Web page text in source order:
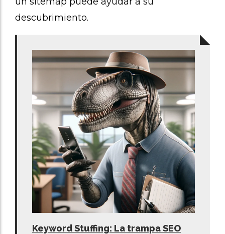
descubrimiento.
Keyword Stuffing: La trampa SEO